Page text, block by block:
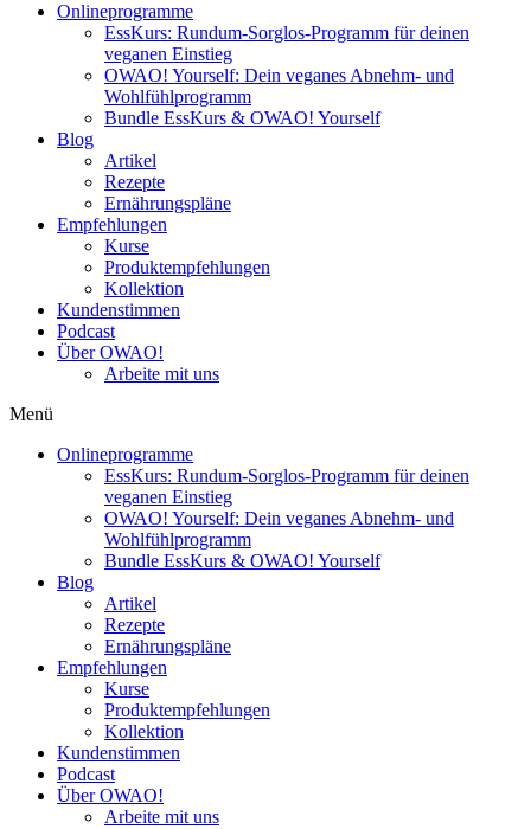
Onlineprogramme
EssKurs: Rundum-Sorglos-Programm für deinen
veganen Einstieg
OWAO! Yourself: Dein veganes Abnehm- und
Wohlfühlprogramm
Bundle EssKurs & OWAO! Yourself
Blog
Artikel
Rezepte
Ernährungspläne
Empfehlungen
Kurse
Produktempfehlungen
Kollektion
Kundenstimmen
Podcast
Über OWAO!
Arbeite mit uns
Menü
Onlineprogramme
EssKurs: Rundum-Sorglos-Programm für deinen
veganen Einstieg
OWAO! Yourself: Dein veganes Abnehm- und
Wohlfühlprogramm
Bundle EssKurs & OWAO! Yourself
Blog
Artikel
Rezepte
Ernährungspläne
Empfehlungen
Kurse
Produktempfehlungen
Kollektion
Kundenstimmen
Podcast
Über OWAO!
Arbeite mit uns